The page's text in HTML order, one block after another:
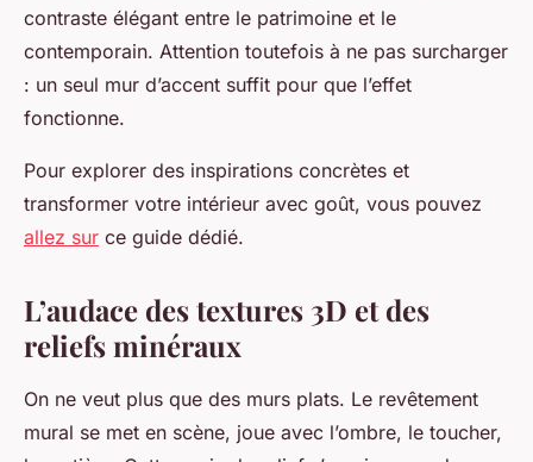
contraste élégant entre le patrimoine et le
contemporain. Attention toutefois à ne pas surcharger
: un seul mur d’accent suffit pour que l’effet
fonctionne.
Pour explorer des inspirations concrètes et
transformer votre intérieur avec goût, vous pouvez
allez sur ce guide dédié.
L’audace des textures 3D et des
reliefs minéraux
On ne veut plus que des murs plats. Le revêtement
mural se met en scène, joue avec l’ombre, le toucher,